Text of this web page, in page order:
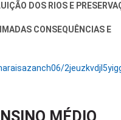
DOS RIOS E
CONSEQUÊNCIAS E